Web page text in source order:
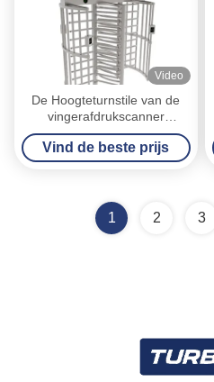
Video
De Hoogteturnstile van de
vingerafdrukscanner
Volledige Poortg538 OEM de
Dienstturnstile Motor
Vind de beste prijs
1 2 3